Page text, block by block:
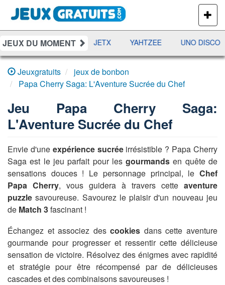
PLUS
DE
JEUX
JEUX DU MOMENT
DAMES RAMI JETX YAHTZEE UNO DISCO
Jeuxgratuits
jeux de bonbon
Papa Cherry Saga: L'Aventure Sucrée du Chef
Jeu Papa Cherry Saga:
L'Aventure Sucrée du Chef
Envie d'une expérience sucréeirrésistible ? Papa Cherry
Saga est le jeu parfait pour lesgourmands en quête de
sensations douces ! Le personnage principal, le Chef
Papa Cherry, vous guidera à travers cette aventure
puzzle savoureuse. Savourez le plaisir d'un nouveau jeu
de Match 3fascinant !
Échangez et associez descookies dans cette aventure
gourmande pour progresser et ressentir cette délicieuse
sensation de victoire. Résolvez des énigmes avec rapidité
et stratégie pour être récompensé par de délicieuses
cascades et des combinaisons savoureuses !